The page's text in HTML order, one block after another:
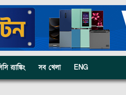
র‍্যাঙ্কিং সব খেলা ENG